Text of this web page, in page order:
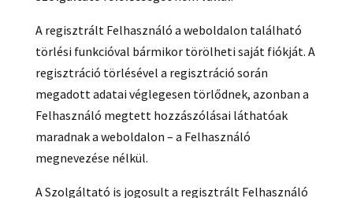
A regisztrált Felhasználó a weboldalon található
törlési funkcióval bármikor törölheti saját fiókját. A
regisztráció törlésével a regisztráció során
megadott adatai véglegesen törlődnek, azonban a
Felhasználó megtett hozzászólásai láthatóak
maradnak a weboldalon – a Felhasználó
megnevezése nélkül.
A Szolgáltató is jogosult a regisztrált Felhasználó